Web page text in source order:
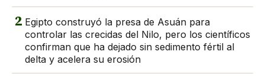
2 Egipto construyó la presa de Asuán para
controlar las crecidas del Nilo, pero los científicos
confirman que ha dejado sin sedimento fértil al
delta y acelera su erosión